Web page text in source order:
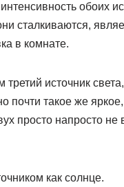
обоих
сталкиваются,
в комнате.
источник
такое же яркое,
просто напросто
как солнце.